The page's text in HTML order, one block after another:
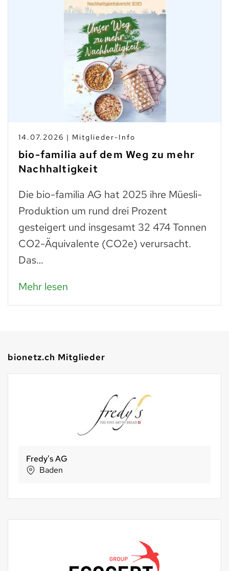
14.07.2026 | Mitglieder-Info
bio-familia auf dem Weg zu mehr
Nachhaltigkeit
Die bio-familia AG hat 2025 ihre Müesli-
Produktion um rund drei Prozent
gesteigert und insgesamt 32 474 Tonnen
CO2-Äquivalente (CO2e) verursacht.
Das…
Mehr lesen
bionetz.ch Mitglieder
Fredy's AG
Baden